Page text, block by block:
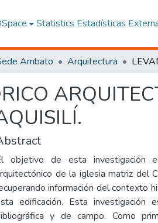
Statistics Estadísticas
Ambato Arquitectura
objetivo de esta investigación
de la iglesia matriz del
información del contexto
edificación. Esta
y de campo. Como